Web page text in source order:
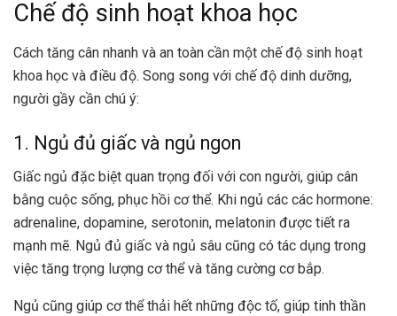
Chế độ sinh hoạt khoa học
Cách tăng cân nhanh và an toàn cần một chế độ sinh hoạt
khoa học và điều độ. Song song với chế độ dinh dưỡng,
người gầy cần chú ý:
1. Ngủ đủ giấc và ngủ ngon
Giấc ngủ đặc biệt quan trọng đối với con người, giúp cân
bằng cuộc sống, phục hồi cơ thể. Khi ngủ các các hormone:
adrenaline, dopamine, serotonin, melatonin được tiết ra
mạnh mẽ. Ngủ đủ giấc và ngủ sâu cũng có tác dụng trong
việc tăng trọng lượng cơ thể và tăng cường cơ bắp.
Ngủ cũng giúp cơ thể thải hết những độc tố, giúp tinh thần